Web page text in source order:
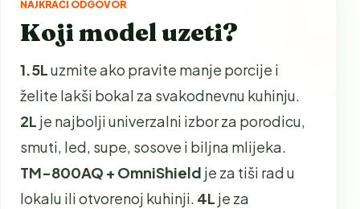
NAJKRAĆI ODGOVOR
Koji model uzeti?
1.5Luzmite ako pravite manje porcije i
želite lakši bokal za svakodnevnu kuhinju.
2L je najbolji univerzalni izbor za porodicu,
smuti, led, supe, sosove i biljna mlijeka.
TM-800AQ + OmniShield je za tiši rad u
lokalu ili otvorenoj kuhinji. 4L je za